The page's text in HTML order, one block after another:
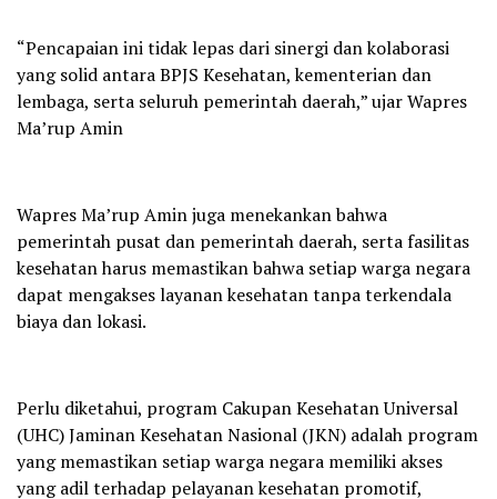
“Pencapaian ini tidak lepas dari sinergi dan kolaborasi
yang solid antara BPJS Kesehatan, kementerian dan
lembaga, serta seluruh pemerintah daerah,” ujar Wapres
Ma’rup Amin
Wapres Ma’rup Amin juga menekankan bahwa
pemerintah pusat dan pemerintah daerah, serta fasilitas
kesehatan harus memastikan bahwa setiap warga negara
dapat mengakses layanan kesehatan tanpa terkendala
biaya dan lokasi.
Perlu diketahui, program Cakupan Kesehatan Universal
(UHC) Jaminan Kesehatan Nasional (JKN) adalah program
yang memastikan setiap warga negara memiliki akses
yang adil terhadap pelayanan kesehatan promotif,